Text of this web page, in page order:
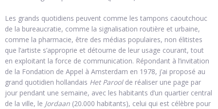
Les grands quotidiens peuvent comme les tampons caoutchouc
de la bureaucratie, comme la signalisation routière et urbaine,
comme la pharmacie, être des médias populaires, non élitistes
que l’artiste s’approprie et détourne de leur usage courant, tout
en exploitant la force de communication. Répondant à l’invitation
de la Fondation de Appel à Amsterdam en 1978, j’ai proposé au
grand quotidien hollandais Het Paroolde réaliser une page par
jour pendant une semaine, avec les habitants d’un quartier central
de la ville, le Jordaan (20.000 habitants), celui qui est célèbre pour